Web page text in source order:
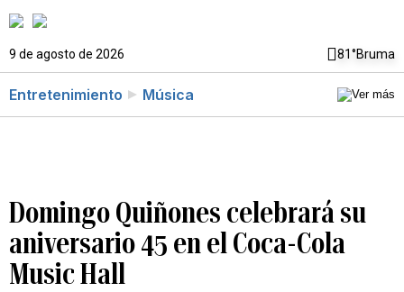
9 de agosto de 2026 81°Bruma
Entretenimiento Música
Domingo Quiñones celebrará su
aniversario 45 en el Coca-Cola
Music Hall